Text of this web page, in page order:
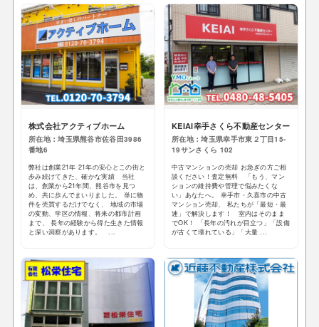
株式会社アクティブホーム
所在地：埼玉県熊谷市佐谷田3986
番地6
弊社は創業21年 21年の安心とこの街と
歩み続けてきた、確かな実績 当社
は、創業から21年間、熊谷市を見つ
め、共に歩んでまいりました。 単に物
件を売買するだけでなく、 地域の市場
の変動、学区の情報、将来の都市計画
まで、 長年の経験から得た生きた情報
と深い洞察があります。 ...
KEIAI幸手さくら不動産センター
所在地：埼玉県幸手市東２丁目15-
19サンさくら 102
中古マンションの売却 お急ぎの方ご相
談ください！査定無料 「もう、マン
ションの維持費や管理で悩みたくな
い」あなたへ。 幸手市・久喜市の中古
マンション売却、 私たちが「最短・最
速」で解決します！ 室内はそのまま
でOK！ 「長年の汚れが目立つ」「設備
が古くて壊れている」「大量 ...